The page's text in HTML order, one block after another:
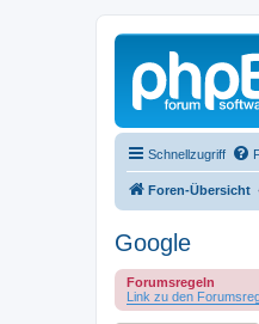
Schnellzugriff
Foren-Übersicht
Google
Forumsregeln
Link zu den